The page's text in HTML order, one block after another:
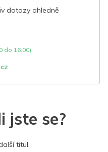
dotazy ohledně
do 16:00)
jste se?
titul.